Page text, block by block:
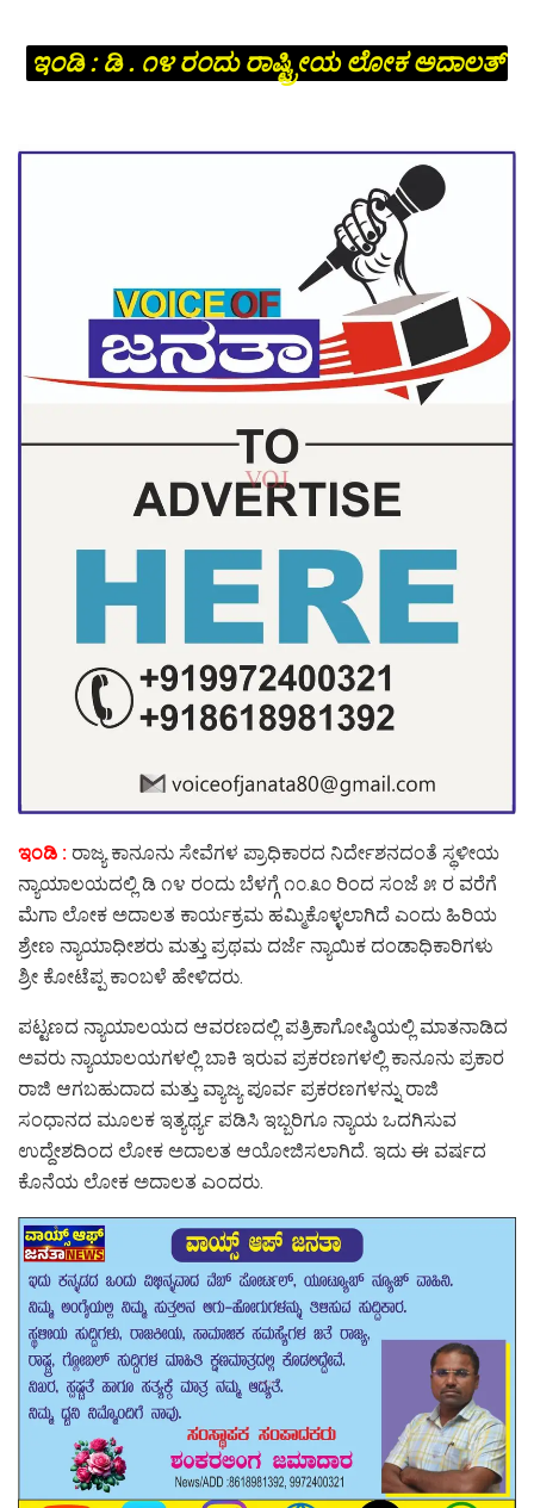
ಇಂಡಿ : ಡಿ . ೧೪ ರಂದು ರಾಷ್ಟ್ರೀಯ ಲೋಕ ಅದಾಲತ್
ಇಂಡಿ : ರಾಜ್ಯ ಕಾನೂನು ಸೇವೆಗಳ ಪ್ರಾಧಿಕಾರದ ನಿರ್ದೇಶನದಂತೆ ಸ್ಥಳೀಯ
ನ್ಯಾಯಾಲಯದಲ್ಲಿ ಡಿ ೧೪ ರಂದು ಬೆಳಗ್ಗೆ ೧೦.೩೦ ರಿಂದ ಸಂಜೆ ೫ ರ ವರೆಗೆ
ಮೆಗಾ ಲೋಕ ಅದಾಲತ ಕಾರ್ಯಕ್ರಮ ಹಮ್ಮಿಕೊಳ್ಳಲಾಗಿದೆ ಎಂದು ಹಿರಿಯ
ಶ್ರೇಣ ನ್ಯಾಯಾಧೀಶರು ಮತ್ತು ಪ್ರಥಮ ದರ್ಜೆ ನ್ಯಾಯಿಕ ದಂಡಾಧಿಕಾರಿಗಳು
ಶ್ರೀ ಕೋಟೆಪ್ಪ ಕಾಂಬಳೆ ಹೇಳಿದರು.
ಪಟ್ಟಣದ ನ್ಯಾಯಾಲಯದ ಆವರಣದಲ್ಲಿ ಪತ್ರಿಕಾಗೋಷ್ಠಿಯಲ್ಲಿ ಮಾತನಾಡಿದ
ಅವರು ನ್ಯಾಯಾಲಯಗಳಲ್ಲಿ ಬಾಕಿ ಇರುವ ಪ್ರಕರಣಗಳಲ್ಲಿ ಕಾನೂನು ಪ್ರಕಾರ
ರಾಜಿ ಆಗಬಹುದಾದ ಮತ್ತು ವ್ಯಾಜ್ಯ ಪೂರ್ವ ಪ್ರಕರಣಗಳನ್ನು ರಾಜಿ
ಸಂಧಾನದ ಮೂಲಕ ಇತ್ಯರ್ಥ್ಯ ಪಡಿಸಿ ಇಬ್ಬರಿಗೂ ನ್ಯಾಯ ಒದಗಿಸುವ
ಉದ್ದೇಶದಿಂದ ಲೋಕ ಅದಾಲತ ಆಯೋಜಿಸಲಾಗಿದೆ. ಇದು ಈ ವರ್ಷದ
ಕೊನೆಯ ಲೋಕ ಅದಾಲತ ಎಂದರು.